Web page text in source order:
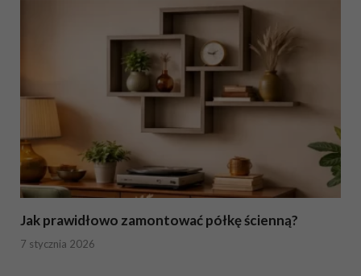
Jak prawidłowo zamontować półkę ścienną?
7 stycznia 2026